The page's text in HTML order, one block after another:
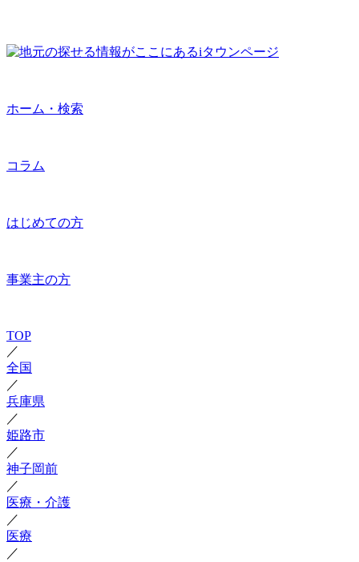
ホーム・検索
コラム
はじめての方
事業主の方
TOP
／
全国
／
兵庫県
／
姫路市
／
神子岡前
／
医療・介護
／
医療
／